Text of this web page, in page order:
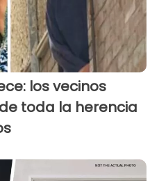
los vecinos
toda la herencia